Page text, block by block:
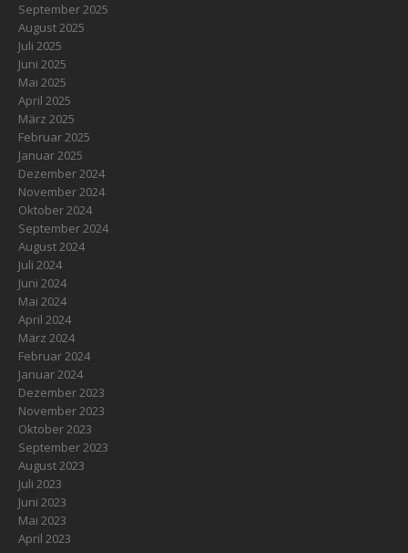
September 2025
August 2025
Juli 2025
Juni 2025
Mai 2025
April 2025
März 2025
Februar 2025
Januar 2025
Dezember 2024
November 2024
Oktober 2024
September 2024
August 2024
Juli 2024
Juni 2024
Mai 2024
April 2024
März 2024
Februar 2024
Januar 2024
Dezember 2023
November 2023
Oktober 2023
September 2023
August 2023
Juli 2023
Juni 2023
Mai 2023
April 2023